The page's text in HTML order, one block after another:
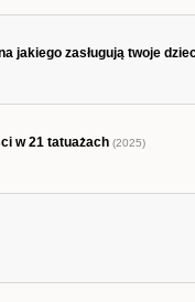
jakiego zasługują twoje
w 21 tatuażach (2025)